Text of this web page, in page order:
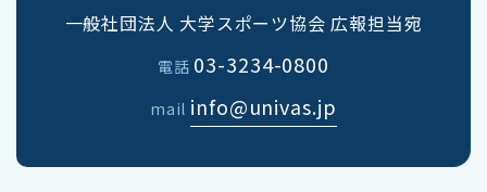
一般社団法人 大学スポーツ協会 広報担当宛
電話 03-3234-0800
mail info@univas.jp